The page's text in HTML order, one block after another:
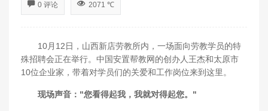
0 评论 2071 ℃
10月12日，山西新店劳教所内，一场面向劳教学员的特
殊招聘会正在举行。中国安置帮教网的创办人王杰和太原市
10位企业家，带着对学员们的关爱和工作岗位来到这里。
现场声音："您看得起我，我就对得起您。"